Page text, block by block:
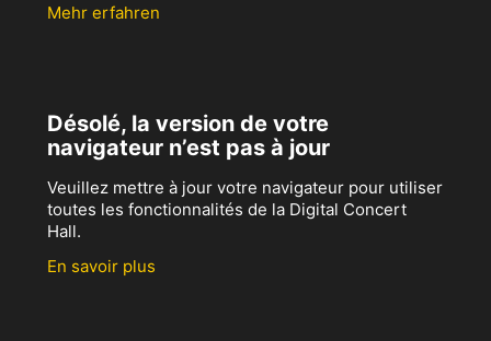
Mehr erfahren
Désolé, la version de votre
navigateur n’est pas à jour
Veuillez mettre à jour votre navigateur pour utiliser
toutes les fonctionnalités de la Digital Concert
Hall.
En savoir plus